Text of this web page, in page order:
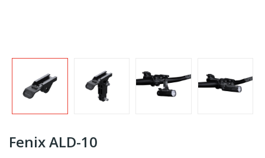
Fenix ALD-10